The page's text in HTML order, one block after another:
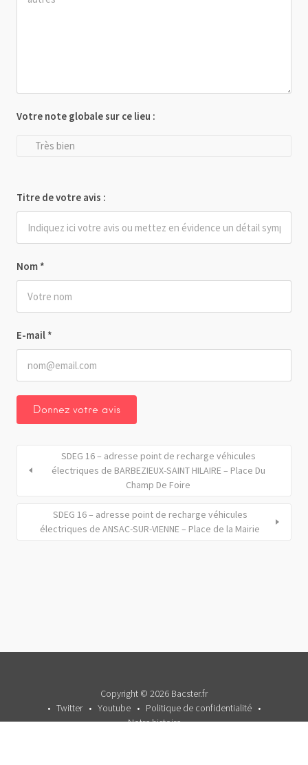
Nom *
E-mail *
Votre note globale sur ce lieu :
Très bien
Titre de votre avis :
SDEG 16 – adresse point de recharge véhicules
électriques de BARBEZIEUX-SAINT HILAIRE – Place Du
Champ De Foire
SDEG 16 – adresse point de recharge véhicules
électriques de ANSAC-SUR-VIENNE – Place de la Mairie
Copyright © 2026 Bacster.fr
Twitter
Youtube
Politique de confidentialité
Notre histoire